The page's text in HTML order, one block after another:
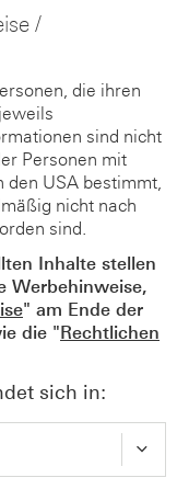
/
die ihren
sind nicht
Personen mit
den USA bestimmt,
nicht nach
sind.
Inhalte stellen
Werbehinweise,
" am Ende der
die "Rechtlichen
sich in: